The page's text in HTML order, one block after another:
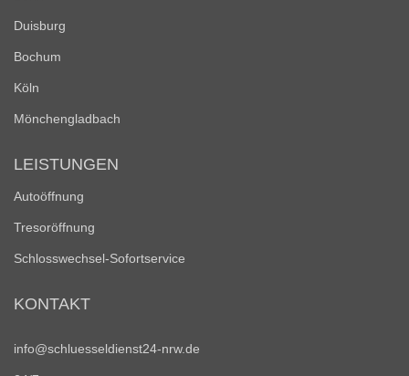
Duisburg
Bochum
Köln
Mönchengladbach
LEISTUNGEN
Autoöffnung
Tresoröffnung
Schlosswechsel-Sofortservice
KONTAKT
info@schluesseldienst24-nrw.de